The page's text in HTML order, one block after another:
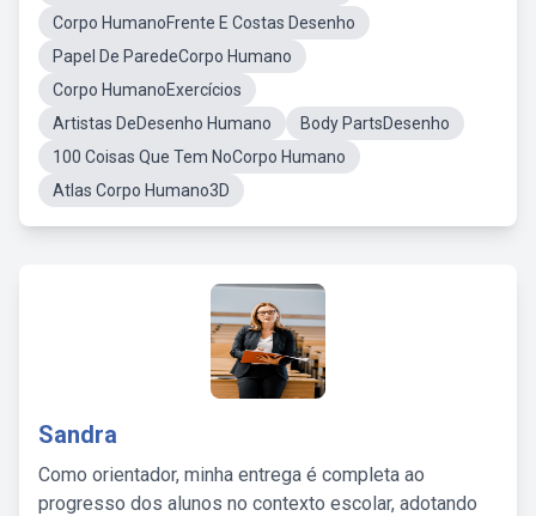
Corpo HumanoFrente E Costas Desenho
Papel De ParedeCorpo Humano
Corpo HumanoExercícios
Artistas DeDesenho Humano
Body PartsDesenho
100 Coisas Que Tem NoCorpo Humano
Atlas Corpo Humano3D
Sandra
Como orientador, minha entrega é completa ao
progresso dos alunos no contexto escolar, adotando